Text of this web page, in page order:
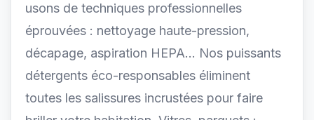
usons de techniques professionnelles
éprouvées : nettoyage haute-pression,
décapage, aspiration HEPA... Nos puissants
détergents éco-responsables éliminent
toutes les salissures incrustées pour faire